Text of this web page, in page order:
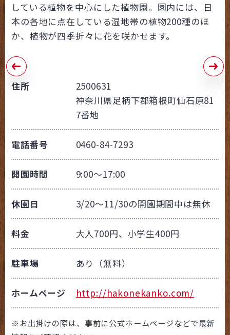
している植物を中心にした植物園。園内には、日
本の各地に点在している湿地帯の植物200種のほ
か、植物が四季折々に花を咲かせます。
住所
2500631
神奈川県足柄下郡箱根町仙石原81
7番地
電話番号 0460-84-7293
開園時間 9:00～17:00
休園日 3/20～11/30の開園期間中は無休
料金 大人700円、小学生400円
駐車場 あり（無料）
ホームページ http://hakonekanko.com/
※お出掛けの際は、事前に公式ホームページなどで最新